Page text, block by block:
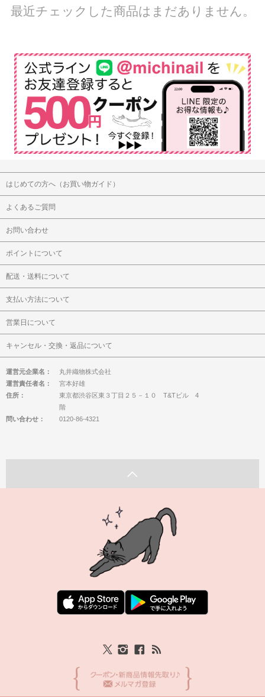
最近チェックした商品はまだありません。
はじめての方へ（お買い物ガイド）
よくあるご質問
お問い合わせ
ポイントについて
配送・送料について
支払い方法について
営業日について
キャンセル・交換・返品について
運営元企業名：
丸井織物株式会社
運営責任者名：
宮本好雄
住所：
東京都渋谷区東３丁目２５－１０ T&Tビル 4
階
問い合わせ：
0120-86-4321